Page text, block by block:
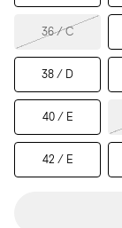
36 / C
38 / D
40 / E
42 / E